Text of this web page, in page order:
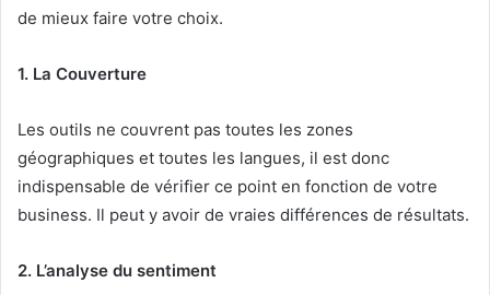
de mieux faire votre choix.
1. La Couverture
Les outils ne couvrent pas toutes les zones
géographiques et toutes les langues, il est donc
indispensable de vérifier ce point en fonction de votre
business. Il peut y avoir de vraies différences de résultats.
2. L’analyse du sentiment